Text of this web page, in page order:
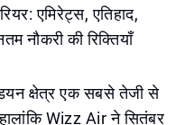
एमिरेट्स, एतिहाद,
नौकरी की रिक्तियाँ
क्षेत्र एक सबसे तेजी से
Wizz Air ने सितंबर